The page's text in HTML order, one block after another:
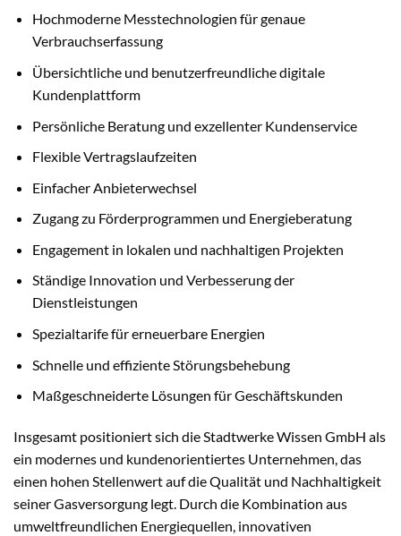
Hochmoderne Messtechnologien für genaue
Verbrauchserfassung
Übersichtliche und benutzerfreundliche digitale
Kundenplattform
Persönliche Beratung und exzellenter Kundenservice
Flexible Vertragslaufzeiten
Einfacher Anbieterwechsel
Zugang zu Förderprogrammen und Energieberatung
Engagement in lokalen und nachhaltigen Projekten
Ständige Innovation und Verbesserung der
Dienstleistungen
Spezialtarife für erneuerbare Energien
Schnelle und effiziente Störungsbehebung
Maßgeschneiderte Lösungen für Geschäftskunden
Insgesamt positioniert sich die Stadtwerke Wissen GmbH als
ein modernes und kundenorientiertes Unternehmen, das
einen hohen Stellenwert auf die Qualität und Nachhaltigkeit
seiner Gasversorgung legt. Durch die Kombination aus
umweltfreundlichen Energiequellen, innovativen